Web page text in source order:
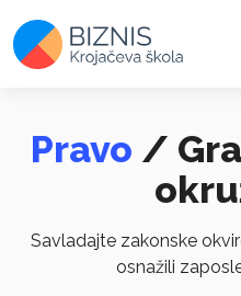
Pravo /
Savladajte zakonske
osnažili